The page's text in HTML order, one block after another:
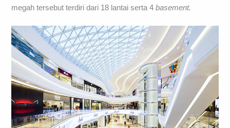
megah tersebut terdiri dari 18 lantai serta 4basement.